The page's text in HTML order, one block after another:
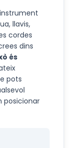
llavis,
cordes
dins
és
pots
posicionar